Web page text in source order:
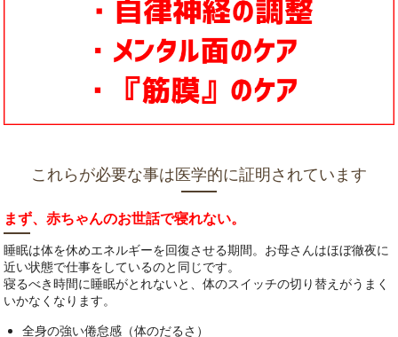
これらが必要な事は医学的に証明されています
まず、赤ちゃんのお世話で寝れない。
睡眠は体を休めエネルギーを回復させる期間。お母さんはほぼ徹夜に
近い状態で仕事をしているのと同じです。
寝るべき時間に睡眠がとれないと、体のスイッチの切り替えがうまく
いかなくなります。
全身の強い倦怠感（体のだるさ）